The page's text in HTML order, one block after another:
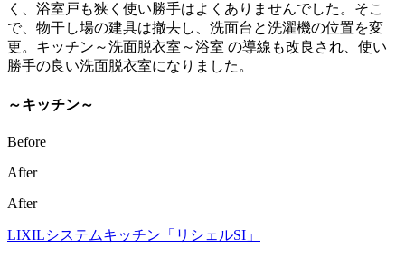
く、浴室戸も狭く使い勝手はよくありませんでした。そこ
で、物干し場の建具は撤去し、洗面台と洗濯機の位置を変
更。キッチン～洗面脱衣室～浴室 の導線も改良され、使い
勝手の良い洗面脱衣室になりました。
～キッチン～
Before
After
After
LIXILシステムキッチン「リシェルSI」